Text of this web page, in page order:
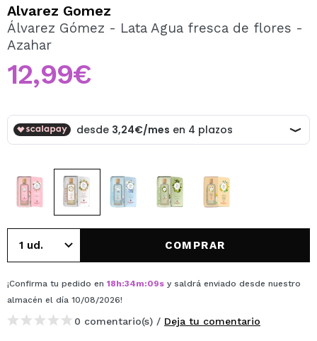
Al crear una cuenta en Maquillalia.com podrás realizar
tus compras rápidamente, revisar el estado de tus
Alvarez Gomez
Álvarez Gómez - Lata Agua fresca de flores -
Azahar
12,99€
COMPRAR
¡Confirma tu pedido en 18h:34m:09s y saldrá enviado desde nuestro
almacén el día 10/08/2026!
0 comentario(s) / Deja tu comentario